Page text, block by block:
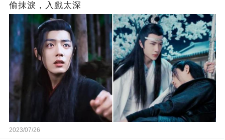
偷抹淚，入戲太深
2023/07/26